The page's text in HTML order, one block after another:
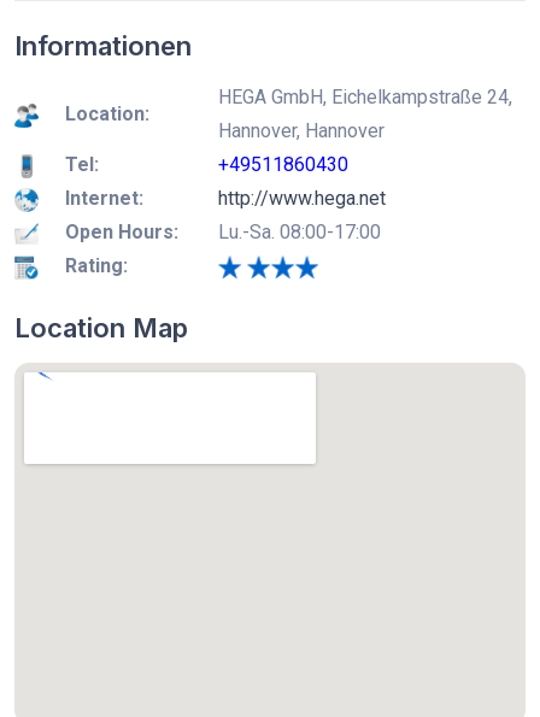
Informationen
Location:
HEGA GmbH, Eichelkampstraße 24,
Hannover, Hannover
Tel:
+49511860430
Internet:
http://www.hega.net
Open Hours:
Lu.-Sa. 08:00-17:00
Rating:
Location Map